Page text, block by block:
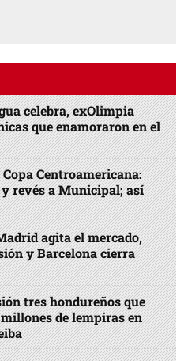
celebra, exOlimpia
que enamoraron en el
Copa Centroamericana:
revés a Municipal; así
agita el mercado,
y Barcelona cierra
tres hondureños que
de lempiras en